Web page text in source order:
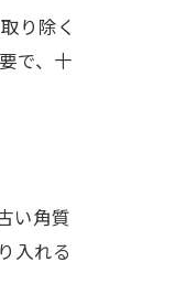
り除く
で、十
い角質
入れる